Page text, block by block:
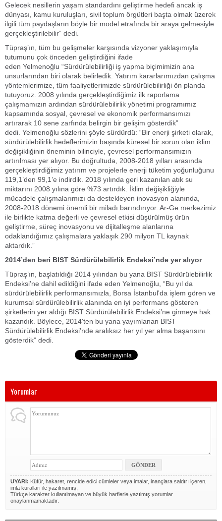
Gelecek nesillerin yaşam standardını geliştirme hedefi ancak iş
dünyası, kamu kuruluşları, sivil toplum örgütleri başta olmak üzerek
ilgili tüm paydaşların böyle bir model etrafında bir araya gelmesiyle
gerçekleştirilebilir” dedi.
Tüpraş’ın, tüm bu gelişmeler karşısında vizyoner yaklaşımıyla
tutumunu çok önceden geliştirdiğini ifade
eden Yelmenoğlu “Sürdürülebilirliği iş yapma biçimimizin ana
unsurlarından biri olarak belirledik. Yatırım kararlarımızdan çalışma
yöntemlerimize, tüm faaliyetlerimizde sürdürülebilirliği ön planda
tutuyoruz. 2008 yılında gerçekleştirdiğimiz ilk raporlama
çalışmamızın ardından sürdürülebilirlik yönetimi programımız
kapsamında sosyal, çevresel ve ekonomik performansımızı
artırarak 10 sene zarfında belirgin bir gelişim gösterdik”
dedi. Yelmenoğlu sözlerini şöyle sürdürdü: “Bir enerji şirketi olarak,
sürdürülebilirlik hedeflerimizin başında küresel bir sorun olan iklim
değişikliğinin öneminin bilinciyle, çevresel performansımızın
artırılması yer alıyor. Bu doğrultuda, 2008-2018 yılları arasında
gerçekleştirdiğimiz yatırım ve projelerle enerji tüketim yoğunluğunu
119,1’den 99,1’e indirdik. 2018 yılında geri kazanılan atık su
miktarını 2008 yılına göre %73 artırdık. İklim değişikliğiyle
mücadele çalışmalarımızı da destekleyen inovasyon alanında,
2008-2018 dönemi önemli bir miladı barındırıyor. Ar-Ge merkezimiz
ile birlikte katma değerli ve çevresel etkisi düşürülmüş ürün
geliştirme, süreç inovasyonu ve dijitalleşme alanlarına
odaklandığımız çalışmalara yaklaşık 290 milyon TL kaynak
aktardık.”
2014’den beri BIST Sürdürülebilirlik Endeksi’nde yer alıyor
Tüpraş’ın, başlatıldığı 2014 yılından bu yana BIST Sürdürülebilirlik
Endeksi’ne dahil edildiğini ifade eden Yelmenoğlu, “Bu yıl da
sürdürülebilirlik performansımızla, Borsa İstanbul'da işlem gören ve
kurumsal sürdürülebilirlik alanında en iyi performans gösteren
şirketlerin yer aldığı BIST Sürdürülebilirlik Endeksi’ne girmeye hak
kazandık. Böylece, 2014'ten bu yana yayımlanan BIST
Sürdürülebilirlik Endeksi'nde aralıksız her yıl yer alma başarısını
gösterdik” dedi.
Yorumlar
UYARI: Küfür, hakaret, rencide edici cümleler veya imalar, inançlara saldırı içeren,
imla kuralları ile yazılmamış,
Türkçe karakter kullanılmayan ve büyük harflerle yazılmış yorumlar
onaylanmamaktadır.